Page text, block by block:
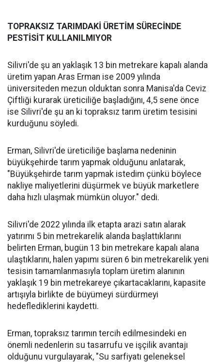
TOPRAKSIZ TARIMDAKİ ÜRETİM SÜRECİNDE
PESTİSİT KULLANILMIYOR
Silivri'de şu an yaklaşık 13 bin metrekare kapalı alanda
üretim yapan Aras Erman ise 2009 yılında
üniversiteden mezun olduktan sonra Manisa'da Ceviz
Çiftliği kurarak üreticiliğe başladığını, 4,5 sene önce
ise Silivri'de şu an ki topraksız tarım üretim tesisini
kurduğunu söyledi.
Erman, Silivri'de üreticiliğe başlama nedeninin
büyükşehirde tarım yapmak olduğunu anlatarak,
"Büyükşehirde tarım yapmak istedim çünkü böylece
nakliye maliyetlerini düşürmek ve büyük marketlere
daha hızlı ulaşmak mümkün oluyor." dedi.
Silivri'de 2022 yılında ilk etapta arazi satın alarak
yatırımı 5 bin metrekarelik alanda başlattıklarını
belirten Erman, bugün 13 bin metrekare kapalı alana
ulaştıklarını, halen yapımı süren 6 bin metrekarelik yeni
tesisin tamamlanmasıyla toplam üretim alanının
yaklaşık 19 bin metrekareye çıkartacaklarını, kapasite
artışıyla birlikte de büyümeyi sürdürmeyi
hedeflediklerini kaydetti.
Erman, topraksız tarımın tercih edilmesindeki en
önemli nedenlerin su tasarrufu ve işçilik avantajı
olduğunu vurgulayarak, "Su sarfiyatı geleneksel